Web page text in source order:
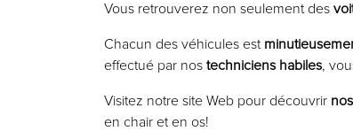
Vous retrouverez non seulement des
Chacun des véhicules est
effectué par nos techniciens habiles,
Visitez notre site Web pour découvrir
en chair et en os!